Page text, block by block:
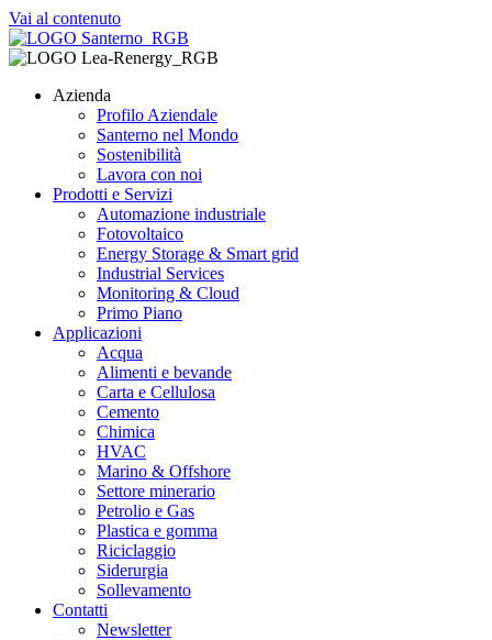
Vai al contenuto
Azienda
Profilo Aziendale
Santerno nel Mondo
Sostenibilità
Lavora con noi
Prodotti e Servizi
Automazione industriale
Fotovoltaico
Energy Storage & Smart grid
Industrial Services
Monitoring & Cloud
Primo Piano
Applicazioni
Acqua
Alimenti e bevande
Carta e Cellulosa
Cemento
Chimica
HVAC
Marino & Offshore
Settore minerario
Petrolio e Gas
Plastica e gomma
Riciclaggio
Siderurgia
Sollevamento
Contatti
Newsletter